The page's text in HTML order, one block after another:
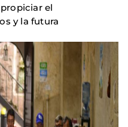
el
y la futura